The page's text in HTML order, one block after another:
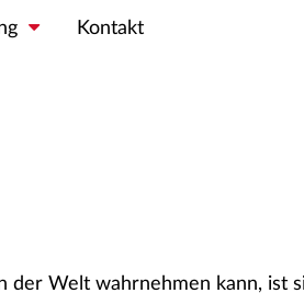
Kontakt
Welt wahrnehmen kann, ist